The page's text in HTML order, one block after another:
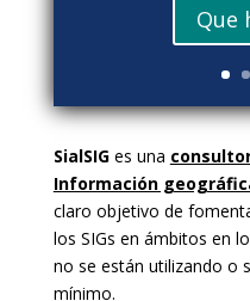
Que
SialSIGes una
Información
claro objetivo de
los SIGs en ámbitos en
no se están utilizando o
mínimo.